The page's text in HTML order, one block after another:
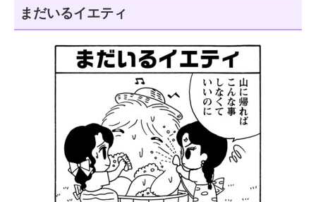
まだいるイエティ